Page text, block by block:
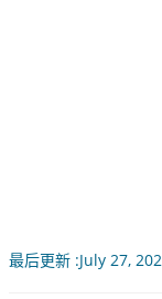
最后更新 :July 27,